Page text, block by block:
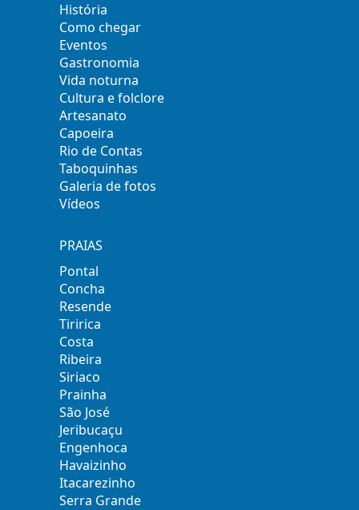
História
Como chegar
Eventos
Gastronomia
Vida noturna
Cultura e folclore
Artesanato
Capoeira
Rio de Contas
Taboquinhas
Galeria de fotos
Vídeos
PRAIAS
Pontal
Concha
Resende
Tiririca
Costa
Ribeira
Siriaco
Prainha
São José
Jeribucaçu
Engenhoca
Havaizinho
Itacarezinho
Serra Grande